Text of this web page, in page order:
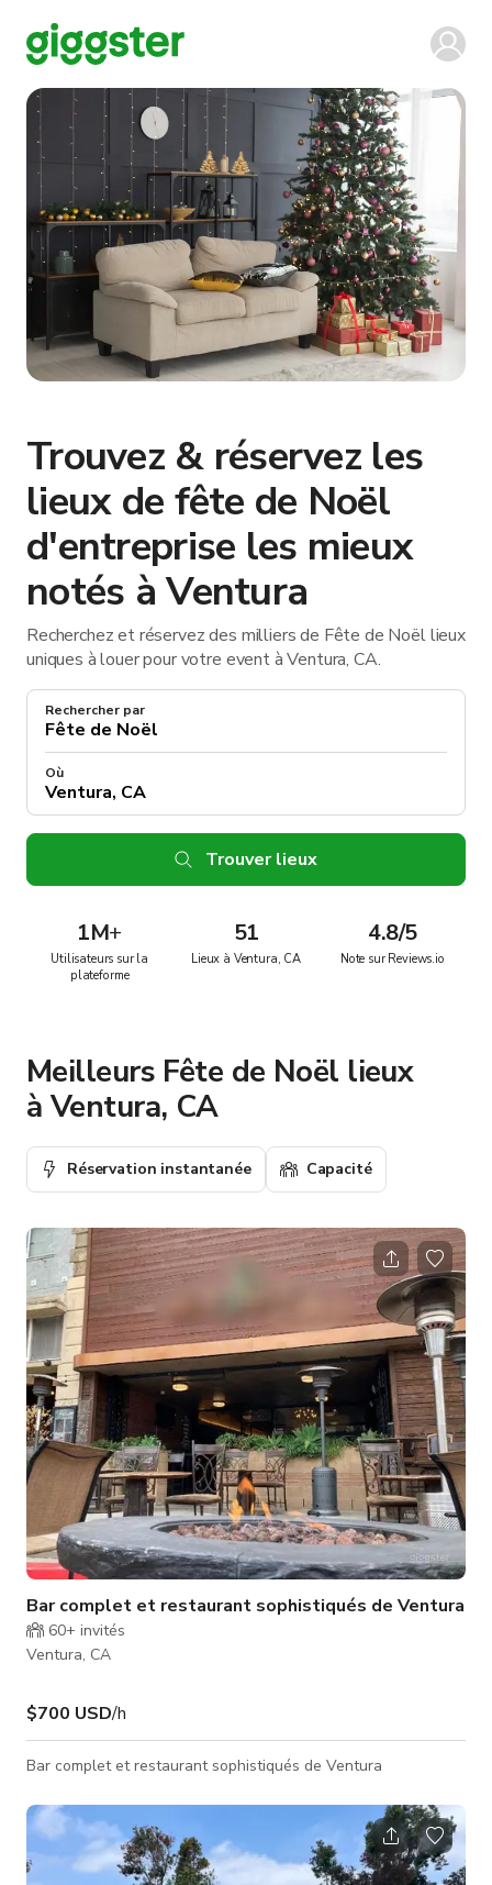
Trouvez & réservez les
lieux de fête de Noël
d'entreprise les mieux
notés à Ventura
Recherchez et réservez des milliers de Fête de Noël lieux
uniques à louer pour votre event à Ventura, CA.
Rechercher par
Où
Trouver lieux
1M+
Utilisateurs sur la
plateforme
51
Lieux à Ventura, CA
4.8/5
Note sur Reviews.io
Meilleurs Fête de Noël lieux
à Ventura, CA
Réservation instantanée Capacité
Bar complet et restaurant sophistiqués de Ventura
60+ invités
Ventura, CA
$700 USD/h
Bar complet et restaurant sophistiqués de Ventura